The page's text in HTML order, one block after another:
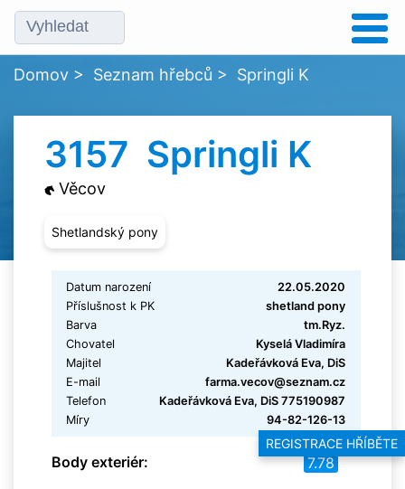
REGISTRACE HŘÍBĚTE
Domov > Seznam hřebců > Springli K
3157 Springli K
Věcov
Shetlandský pony
Datum narození
22.05.2020
Příslušnost k PK
shetland pony
Barva
tm.Ryz.
Chovatel
Kyselá Vladimíra
Majitel
Kadeřávková Eva, DiS
E-mail
farma.vecov@seznam.cz
Telefon
Kadeřávková Eva, DiS 775190987
Míry
94-82-126-13
Body exteriér: 7.78